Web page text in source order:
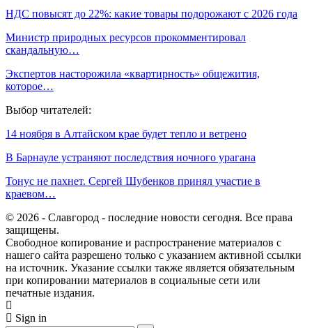
НДС повысят до 22%: какие товары подорожают с 2026 года
Министр природных ресурсов прокомментировал
скандальную…
Экспертов насторожила «квартирность» общежития,
которое…
Выбор читателей:
14 ноября в Алтайском крае будет тепло и ветрено
В Барнауле устраняют последствия ночного урагана
Тонус не пахнет. Сергей Шубенков принял участие в
краевом…
© 2026 - Славгород - последние новости сегодня. Все права
защищены.
Свободное копирование и распространение материалов с
нашего сайта разрешено только с указанием активной ссылки
на источник. Указание ссылки также является обязательным
при копировании материалов в социальные сети или
печатные издания.
Sign in